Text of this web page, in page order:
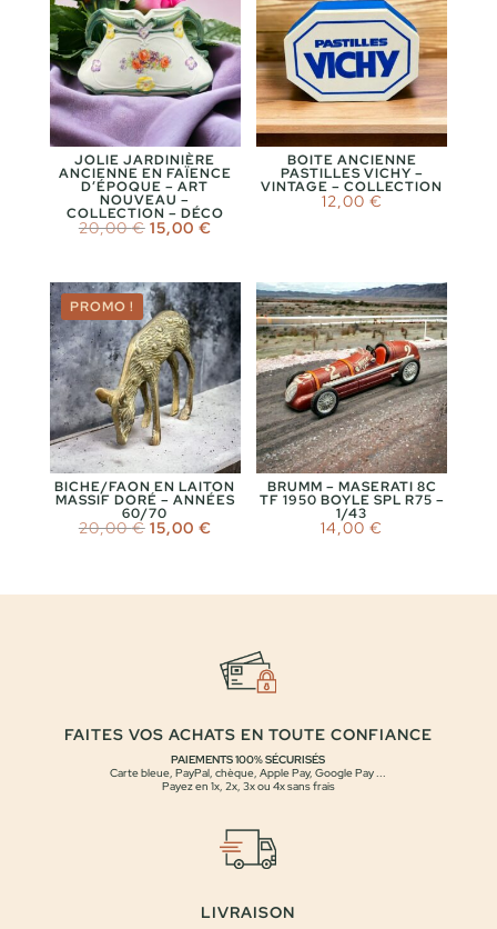
JOLIE JARDINIÈRE
ANCIENNE EN FAÏENCE
D’ÉPOQUE – ART
NOUVEAU –
COLLECTION – DÉCO
20,00€ Le
20,00 €.
15,00 €Le
15,00 €.
BOITE ANCIENNE
PASTILLES VICHY –
VINTAGE – COLLECTION
12,00 €
PROMO !
BICHE/FAON EN LAITON
MASSIF DORÉ – ANNÉES
60/70
20,00€ Le
prix
15,00 €Le
BRUMM – MASERATI 8C
TF 1950 BOYLE SPL R75 –
1/43
14,00€
FAITES VOS ACHATS EN TOUTE CONFIANCE
PAIEMENTS 100% SÉCURISÉS
Carte bleue, PayPal, chèque, Apple Pay, Google Pay ...
Payez en 1x, 2x, 3x ou 4x sans frais
LIVRAISON